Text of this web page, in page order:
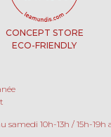
CONCEPT STORE
ECO-FRIENDLY
10h-13h / 15h-19h